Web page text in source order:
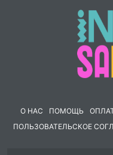
равнодушными,
процесса вязания.
устройстве или
привязываясь к
Описание шапочки -
раза гарантирую!
О НАС ПОМОЩЬ
ПОЛЬЗОВАТЕЛЬСКОЕ